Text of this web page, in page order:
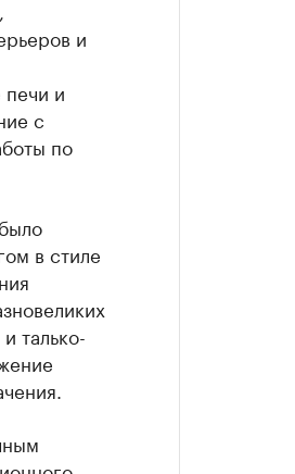
и
печи и
с
по
в стиле
талько-